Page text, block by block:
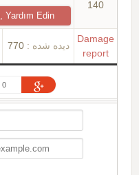
Edin
140
دیده شده :770
Damage
report
0